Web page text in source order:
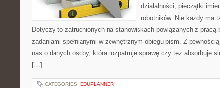
działalności, pieczątki
robotników. Nie każdy ma
Dotyczy to zatrudnionych na stanowiskach powiązanych z pracą
zadaniami spełnianymi w zewnętrznym obiegu pism. Z
nas o danych osoby, która rozpatruje sprawę czy też absorbuje
[…]
CATEGORIES: EDUPLANNER